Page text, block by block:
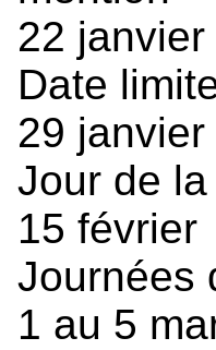
22 janvier
Date
29 janvier
Jour de
15 février
Journées
1 au 5